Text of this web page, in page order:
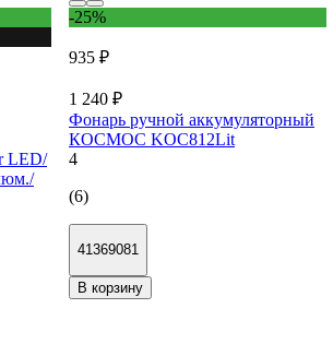
LED/
-25%
935 ₽
1 240 ₽
Фонарь ручной аккумуляторный
КОСМОС KOC812Lit
4
(6)
41369081
В корзину